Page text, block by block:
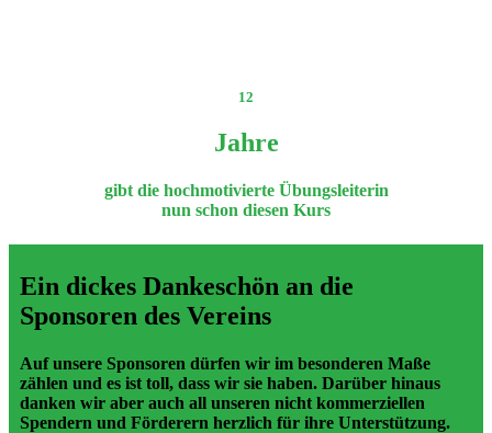
12
Jahre
gibt die hochmotivierte Übungsleiterin
nun schon diesen Kurs
Ein dickes Dankeschön an die
Sponsoren des Vereins
Auf unsere Sponsoren dürfen wir im besonderen Maße
zählen und es ist toll, dass wir sie haben. Darüber hinaus
danken wir aber auch all unseren nicht kommerziellen
Spendern und Förderern herzlich für ihre Unterstützung.